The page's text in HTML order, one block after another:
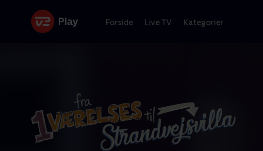
Forside Live TV Kategorier